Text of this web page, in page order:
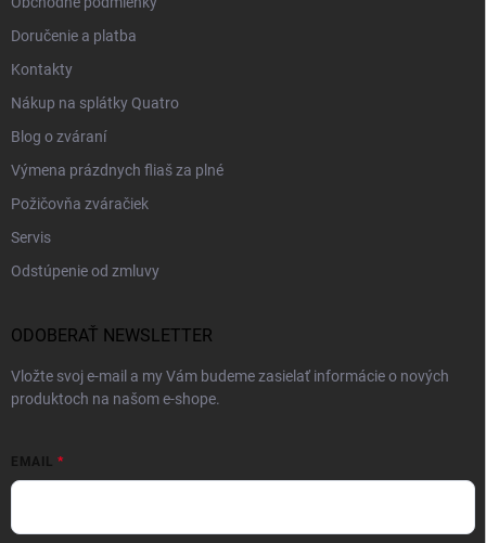
Doručenie a platba
Kontakty
Nákup na splátky Quatro
Blog o zváraní
Výmena prázdnych fliaš za plné
Požičovňa zváračiek
Servis
Odstúpenie od zmluvy
ODOBERAŤ NEWSLETTER
Vložte svoj e-mail a my Vám budeme zasielať informácie o nových
produktoch na našom e-shope.
EMAIL